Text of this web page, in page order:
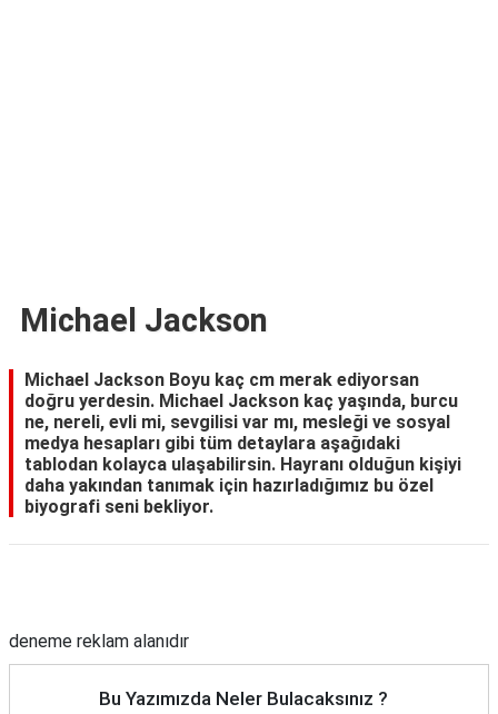
Michael Jackson
Michael Jackson Boyu kaç cm merak ediyorsan
doğru yerdesin. Michael Jackson kaç yaşında, burcu
ne, nereli, evli mi, sevgilisi var mı, mesleği ve sosyal
medya hesapları gibi tüm detaylara aşağıdaki
tablodan kolayca ulaşabilirsin. Hayranı olduğun kişiyi
daha yakından tanımak için hazırladığımız bu özel
biyografi seni bekliyor.
deneme reklam alanıdır
Bu Yazımızda Neler Bulacaksınız ?